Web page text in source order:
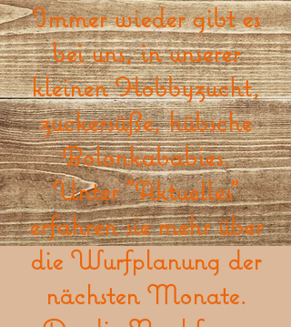
Immer wieder gibt es
bei uns, in unserer
kleinen Hobbyzucht,
zuckersüße, hübsche
Bolonkababies.
Unter "Aktuelles"
erfahren sie mehr über
die Wurfplanung der
nächsten Monate.